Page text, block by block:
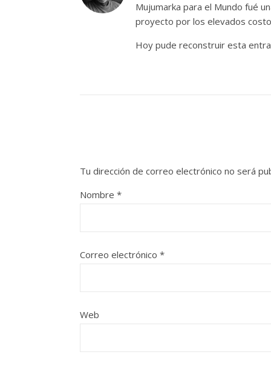
Mujumarka para el Mundo fué
proyecto por los elevados
Hoy pude reconstruir esta
Tu dirección de correo electrónico no será
Nombre *
Correo electrónico *
Web